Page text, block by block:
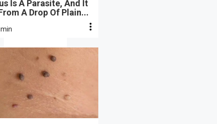
Is A Parasite, And It
A Drop Of Plain...